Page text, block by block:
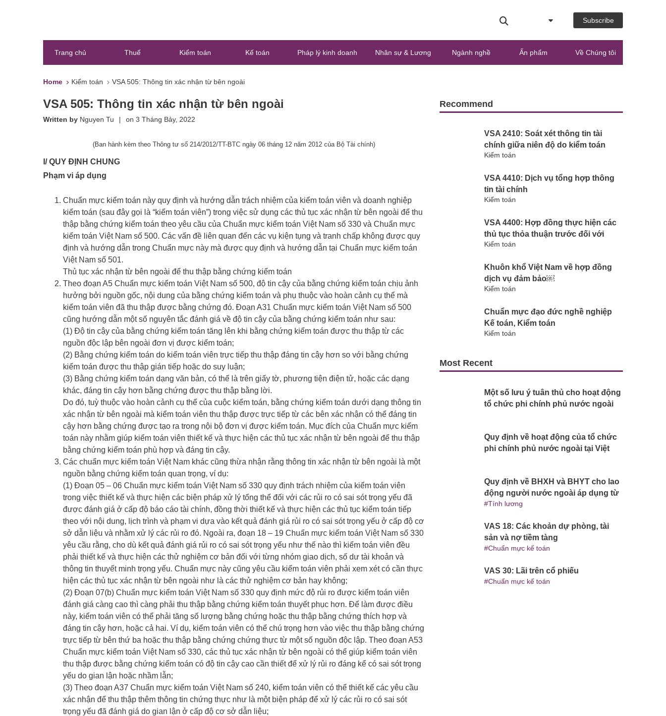
Subscribe
Trang chủ Thuế Kiểm toán Kế toán Pháp lý kinh doanh Nhân sự & Lương Ngành nghề Ấn phẩm Về Chúng tôi
Home Kiểm toán VSA 505: Thông tin xác nhận từ bên ngoài
VSA 505: Thông tin xác nhận từ bên ngoài
Written by Nguyen Tu | on 3 Tháng Bảy, 2022
(Ban hành kèm theo Thông tư số 214/2012/TT-BTC ngày 06 tháng 12 năm 2012 của Bộ Tài chính)
I/ QUY ĐỊNH CHUNG
Phạm vi áp dụng
Chuẩn mực kiểm toán này quy định và hướng dẫn trách nhiệm của kiểm toán viên và doanh nghiệp
kiểm toán (sau đây gọi là “kiểm toán viên”) trong việc sử dụng các thủ tục xác nhận từ bên ngoài để thu
thập bằng chứng kiểm toán theo yêu cầu của Chuẩn mực kiểm toán Việt Nam số 330 và Chuẩn mực
kiểm toán Việt Nam số 500. Các vấn đề liên quan đến các vụ kiện tụng và tranh chấp không được quy
định và hướng dẫn trong Chuẩn mực này mà được quy định và hướng dẫn tại Chuẩn mực kiểm toán
Việt Nam số 501.
Thủ tục xác nhận từ bên ngoài để thu thập bằng chứng kiểm toán
Theo đoạn A5 Chuẩn mực kiểm toán Việt Nam số 500, độ tin cậy của bằng chứng kiểm toán chịu ảnh
hưởng bởi nguồn gốc, nội dung của bằng chứng kiểm toán và phụ thuộc vào hoàn cảnh cụ thể mà
kiểm toán viên đã thu thập được bằng chứng đó. Đoạn A31 Chuẩn mực kiểm toán Việt Nam số 500
cũng hướng dẫn một số nguyên tắc đánh giá về độ tin cậy của bằng chứng kiểm toán như sau:
(1) Độ tin cậy của bằng chứng kiểm toán tăng lên khi bằng chứng kiểm toán được thu thập từ các
nguồn độc lập bên ngoài đơn vị được kiểm toán;
(2) Bằng chứng kiểm toán do kiểm toán viên trực tiếp thu thập đáng tin cậy hơn so với bằng chứng
kiểm toán được thu thập gián tiếp hoặc do suy luận;
(3) Bằng chứng kiểm toán dạng văn bản, có thể là trên giấy tờ, phương tiện điện tử, hoặc các dạng
khác, đáng tin cậy hơn bằng chứng được thu thập bằng lời.
Do đó, tuỳ thuộc vào hoàn cảnh cụ thể của cuộc kiểm toán, bằng chứng kiểm toán dưới dạng thông tin
xác nhận từ bên ngoài mà kiểm toán viên thu thập được trực tiếp từ các bên xác nhận có thể đáng tin
cậy hơn bằng chứng được tạo ra trong nội bộ đơn vị được kiểm toán. Mục đích của Chuẩn mực kiểm
toán này nhằm giúp kiểm toán viên thiết kế và thực hiện các thủ tục xác nhận từ bên ngoài để thu thập
bằng chứng kiểm toán phù hợp và đáng tin cậy.
Các chuẩn mực kiểm toán Việt Nam khác cũng thừa nhận rằng thông tin xác nhận từ bên ngoài là một
nguồn bằng chứng kiểm toán quan trọng, ví dụ:
(1) Đoạn 05 – 06 Chuẩn mực kiểm toán Việt Nam số 330 quy định trách nhiệm của kiểm toán viên
trong việc thiết kế và thực hiện các biện pháp xử lý tổng thể đối với các rủi ro có sai sót trọng yếu đã
được đánh giá ở cấp độ báo cáo tài chính, đồng thời thiết kế và thực hiện các thủ tục kiểm toán tiếp
theo với nội dung, lịch trình và phạm vi dựa vào kết quả đánh giá rủi ro có sai sót trọng yếu ở cấp độ cơ
sở dẫn liệu và nhằm xử lý các rủi ro đó. Ngoài ra, đoạn 18 – 19 Chuẩn mực kiểm toán Việt Nam số 330
yêu cầu rằng, cho dù kết quả đánh giá rủi ro có sai sót trọng yếu như thế nào thì kiểm toán viên đều
phải thiết kế và thực hiện các thử nghiệm cơ bản đối với từng nhóm giao dịch, số dư tài khoản và
thông tin thuyết minh trọng yếu. Chuẩn mực này cũng yêu cầu kiểm toán viên phải xem xét có cần thực
hiện các thủ tục xác nhận từ bên ngoài như là các thử nghiệm cơ bản hay không;
(2) Đoạn 07(b) Chuẩn mực kiểm toán Việt Nam số 330 quy định mức độ rủi ro được kiểm toán viên
đánh giá càng cao thì càng phải thu thập bằng chứng kiểm toán thuyết phục hơn. Để làm được điều
này, kiểm toán viên có thể phải tăng số lượng bằng chứng hoặc thu thập bằng chứng thích hợp và
đáng tin cậy hơn, hoặc cả hai. Ví dụ, kiểm toán viên có thể chú trọng hơn vào việc thu thập bằng chứng
trực tiếp từ bên thứ ba hoặc thu thập bằng chứng chứng thực từ một số nguồn độc lập. Theo đoạn A53
Chuẩn mực kiểm toán Việt Nam số 330, các thủ tục xác nhận từ bên ngoài có thể giúp kiểm toán viên
thu thập được bằng chứng kiểm toán có độ tin cậy cao cần thiết để xử lý rủi ro đáng kể có sai sót trọng
yếu do gian lận hoặc nhầm lẫn;
(3) Theo đoạn A37 Chuẩn mực kiểm toán Việt Nam số 240, kiểm toán viên có thể thiết kế các yêu cầu
xác nhận để thu thập thêm thông tin chứng thực như là một biện pháp để xử lý các rủi ro có sai sót
trọng yếu đã đánh giá do gian lận ở cấp độ cơ sở dẫn liệu;
Recommend
VSA 2410: Soát xét thông tin tài
chính giữa niên độ do kiểm toán
viên độc lập của đơn vị thực hiện
Kiểm toán
VSA 4410: Dịch vụ tổng hợp thông
tin tài chính
Kiểm toán
VSA 4400: Hợp đồng thực hiện các
thủ tục thỏa thuận trước đối với
thông tin tài chính
Kiểm toán
Khuôn khổ Việt Nam về hợp đồng
dịch vụ đảm bảo￼
Kiểm toán
Chuẩn mực đạo đức nghề nghiệp
Kế toán, Kiểm toán
Kiểm toán
Most Recent
Một số lưu ý tuân thủ cho hoạt động
tổ chức phi chính phủ nước ngoài
Quy định về hoạt động của tổ chức
phi chính phủ nước ngoài tại Việt
Quy định về BHXH và BHYT cho lao
động người nước ngoài áp dụng từ
ngày 1/1/2022
Tính lương
VAS 18: Các khoản dự phòng, tài
sản và nợ tiềm tàng
Chuẩn mực kế toán
VAS 30: Lãi trên cổ phiếu
Chuẩn mực kế toán